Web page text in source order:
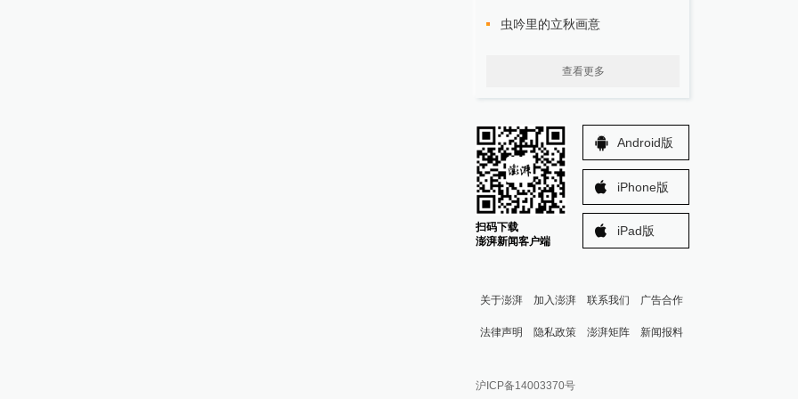
虫吟里的立秋画意
查看更多
扫码下载
澎湃新闻客户端
Android版
iPhone版
iPad版
关于澎湃 加入澎湃 联系我们 广告合作
法律声明 隐私政策 澎湃矩阵
澎湃新闻公众号
新闻报料
报料邮箱: news@thepaper.cn
沪ICP备14003370号